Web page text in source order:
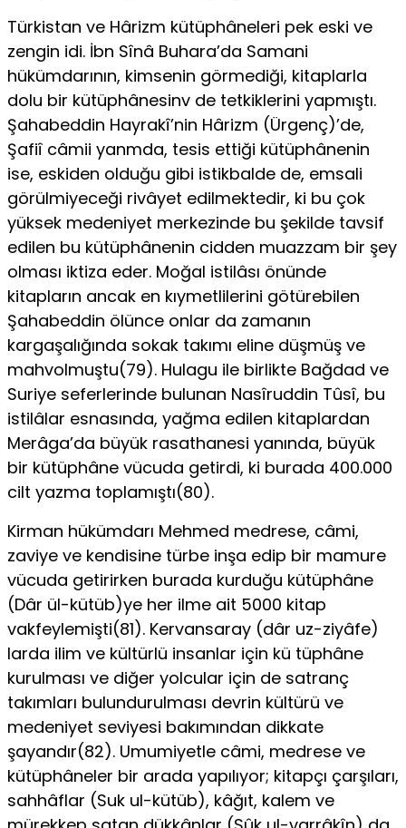
Türkistan ve Hârizm kütüphâneleri pek eski ve
zengin idi. İbn Sînâ Buhara’da Samani
hükümdarının, kimsenin görmediği, kitaplarla
dolu bir kütüphânesinv de tetkiklerini yapmıştı.
Şahabeddin Hayrakî’nin Hârizm (Ürgenç)’de,
Şafiî câmii yanmda, tesis ettiği kütüphânenin
ise, eskiden olduğu gibi istikbalde de, emsali
görülmiyeceği rivâyet edilmektedir, ki bu çok
yüksek medeniyet merkezinde bu şekilde tavsif
edilen bu kütüphânenin cidden muazzam bir şey
olması iktiza eder. Moğal istilâsı önünde
kitapların ancak en kıymetlilerini götürebilen
Şahabeddin ölünce onlar da zamanın
kargaşalığında sokak takımı eline düşmüş ve
mahvolmuştu(79). Hulagu ile birlikte Bağdad ve
Suriye seferlerinde bulunan Nasîruddin Tûsî, bu
istilâlar esnasında, yağma edilen kitaplardan
Merâga’da büyük rasathanesi yanında, büyük
bir kütüphâne vücuda getirdi, ki burada 400.000
cilt yazma toplamıştı(80).
Kirman hükümdarı Mehmed medrese, câmi,
zaviye ve kendisine türbe inşa edip bir mamure
vücuda getirirken burada kurduğu kütüphâne
(Dâr ül-kütüb)ye her ilme ait 5000 kitap
vakfeylemiş­ti(81). Kervansaray (dâr uz-ziyâfe)
larda ilim ve kültürlü insanlar için kü­ tüphâne
kurulması ve diğer yolcular için de satranç
takımları bulundurulması devrin kültürü ve
medeniyet seviyesi bakımından dikkate
şayandır(82). Umumiyetle câmi, medrese ve
kütüphâneler bir arada yapı­lıyor; kitapçı çarşıları,
sahhâflar (Suk ul-kütüb), kâğıt, kalem ve